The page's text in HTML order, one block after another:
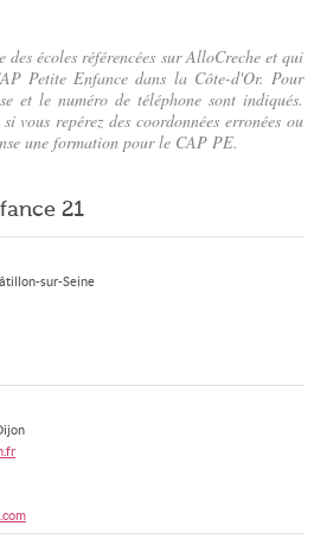
des écoles référencées sur AlloCreche et qui
Petite Enfance dans la Côte-d'Or. Pour
et le numéro de téléphone sont indiqués.
vous repérez des coordonnées erronées ou
une formation pour le CAP PE.
21
sur-Seine